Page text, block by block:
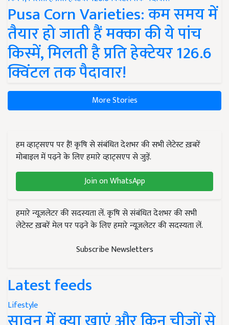
Pusa Corn Varieties: कम समय में
तैयार हो जाती हैं मक्का की ये पांच
किस्में, मिलती है प्रति हेक्टेयर 126.6
क्विंटल तक पैदावार!
More Stories
हम व्हाट्सएप पर हैं! कृषि से संबंधित देशभर की सभी लेटेस्ट ख़बरें
मोबाइल में पढ़ने के लिए हमारे व्हाट्सएप से जुड़ें.
Join on WhatsApp
हमारे न्यूज़लेटर की सदस्यता लें. कृषि से संबंधित देशभर की सभी
लेटेस्ट ख़बरें मेल पर पढ़ने के लिए हमारे न्यूज़लेटर की सदस्यता लें.
Subscribe Newsletters
Latest feeds
Lifestyle